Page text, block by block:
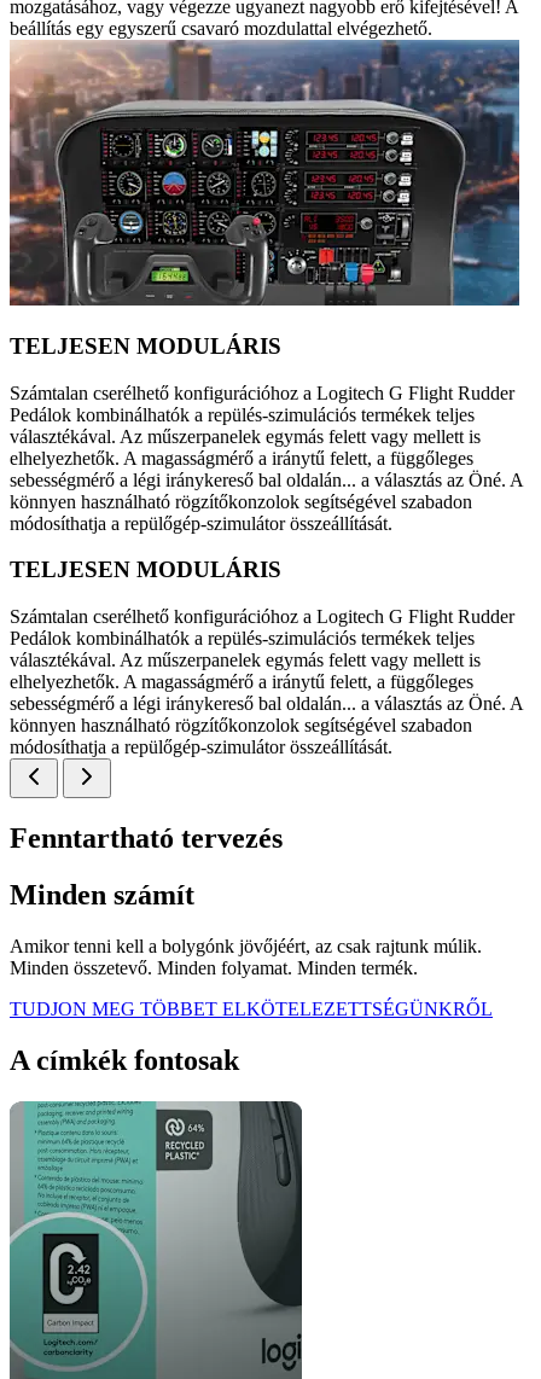
mozgatásához, vagy végezze ugyanezt nagyobb erő kifejtésével! A
beállítás egy egyszerű csavaró mozdulattal elvégezhető.
TELJESEN MODULÁRIS
Számtalan cserélhető konfigurációhoz a Logitech G Flight Rudder
Pedálok kombinálhatók a repülés-szimulációs termékek teljes
választékával. Az műszerpanelek egymás felett vagy mellett is
elhelyezhetők. A magasságmérő a iránytű felett, a függőleges
sebességmérő a légi iránykereső bal oldalán... a választás az Öné. A
könnyen használható rögzítőkonzolok segítségével szabadon
módosíthatja a repülőgép-szimulátor összeállítását.
TELJESEN MODULÁRIS
Számtalan cserélhető konfigurációhoz a Logitech G Flight Rudder
Pedálok kombinálhatók a repülés-szimulációs termékek teljes
választékával. Az műszerpanelek egymás felett vagy mellett is
elhelyezhetők. A magasságmérő a iránytű felett, a függőleges
sebességmérő a légi iránykereső bal oldalán... a választás az Öné. A
könnyen használható rögzítőkonzolok segítségével szabadon
módosíthatja a repülőgép-szimulátor összeállítását.
Fenntartható tervezés
Minden számít
Amikor tenni kell a bolygónk jövőjéért, az csak rajtunk múlik.
Minden összetevő. Minden folyamat. Minden termék.
TUDJON MEG TÖBBET ELKÖTELEZETTSÉGÜNKRŐL
A címkék fontosak